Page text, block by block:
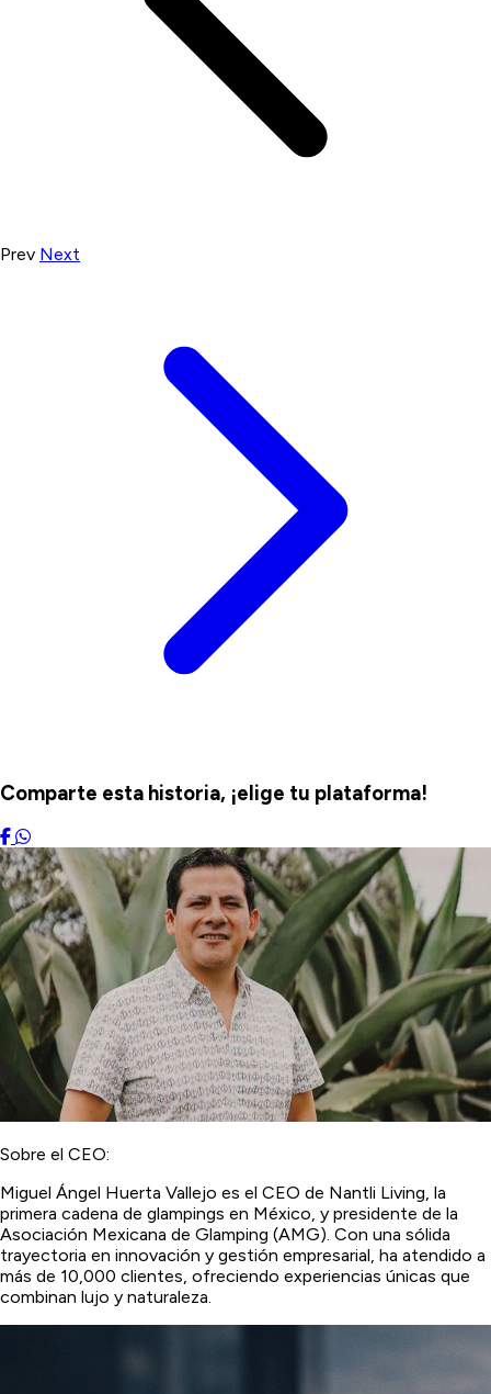
Prev Next
Comparte esta historia, ¡elige tu plataforma!
Sobre el CEO:
Miguel Ángel Huerta Vallejo es el CEO de Nantli Living, la
primera cadena de glampings en México, y presidente de la
Asociación Mexicana de Glamping (AMG). Con una sólida
trayectoria en innovación y gestión empresarial, ha atendido a
más de 10,000 clientes, ofreciendo experiencias únicas que
combinan lujo y naturaleza.